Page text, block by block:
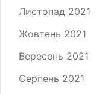
Листопад 2021
Жовтень 2021
Вересень 2021
Серпень 2021